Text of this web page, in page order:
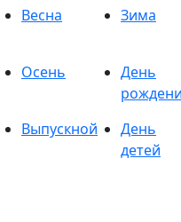
Весна Зима
Осень
День
Выпускной
День
детей